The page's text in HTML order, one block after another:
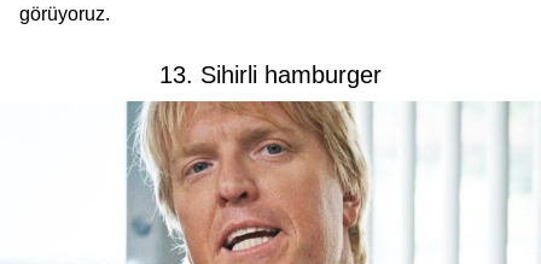
görüyoruz.
13. Sihirli hamburger